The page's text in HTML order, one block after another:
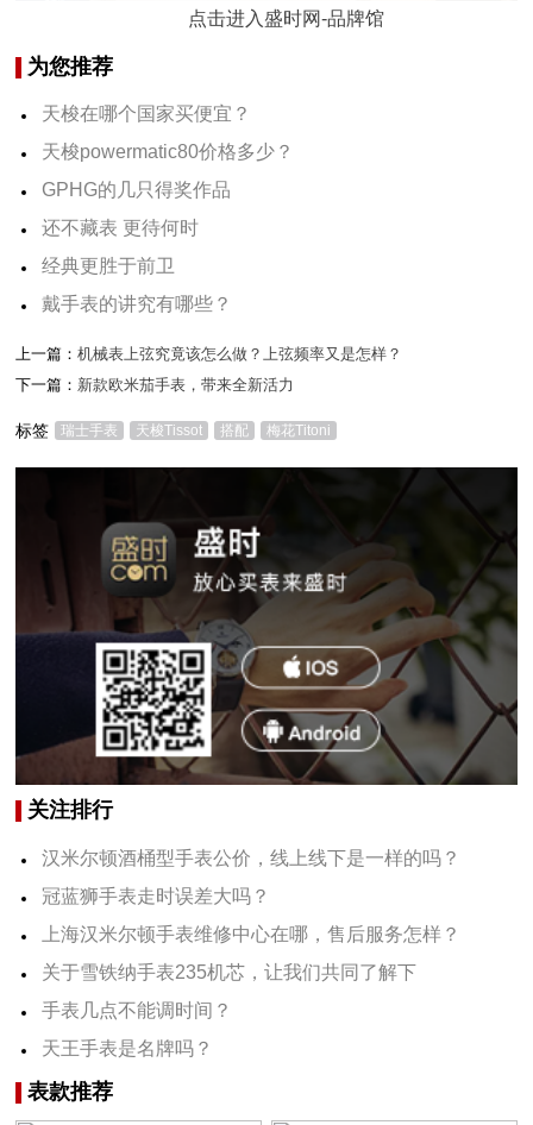
点击进入盛时网-品牌馆
为您推荐
天梭在哪个国家买便宜？
天梭powermatic80价格多少？
GPHG的几只得奖作品
还不藏表 更待何时
经典更胜于前卫
戴手表的讲究有哪些？
上一篇：机械表上弦究竟该怎么做？上弦频率又是怎样？
下一篇： 新款欧米茄手表，带来全新活力
标签 瑞士手表 天梭Tissot 搭配 梅花Titoni
关注排行
汉米尔顿酒桶型手表公价，线上线下是一样的吗？
冠蓝狮手表走时误差大吗？
上海汉米尔顿手表维修中心在哪，售后服务怎样？
关于雪铁纳手表235机芯，让我们共同了解下
手表几点不能调时间？
天王手表是名牌吗？
表款推荐